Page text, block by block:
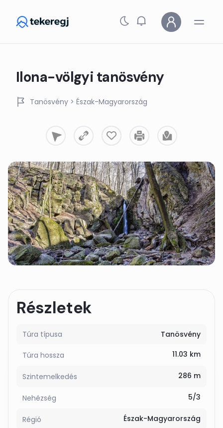
Ilona-völgyi tanösvény
Tanösvény > Észak-Magyarország
Részletek
Túra típusa Tanösvény
Túra hossza 11.03 km
Szintemelkedés 286 m
Nehézség 5/3
Régió Észak-Magyarország